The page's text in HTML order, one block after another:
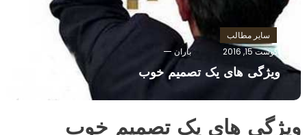
سایر مطالب
آگوست 15, 2016
باران
ویژگی های یک تصمیم خوب
ویژگی های یک تصمیم خوب